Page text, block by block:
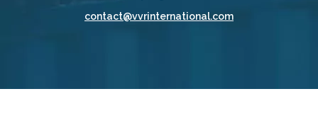
contact@vvrinternational.com